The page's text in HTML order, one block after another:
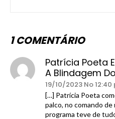
1 COMENTÁRIO
Patrícia Poeta
A Blindagem
19/10/2023 No 12:40
[…] Patrícia Poeta
palco, no comando
programa teve de